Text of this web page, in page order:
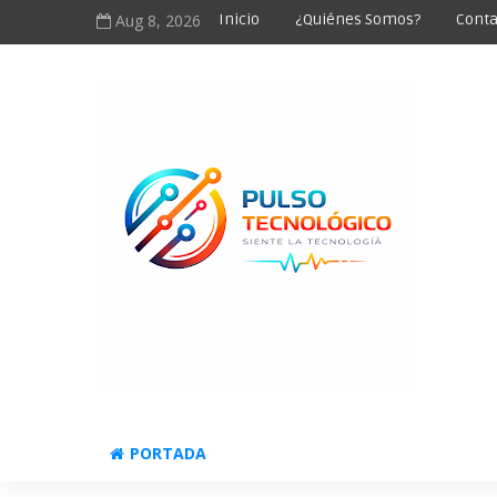
Aug 8, 2026 Inicio ¿Quiénes Somos?
PORTADA